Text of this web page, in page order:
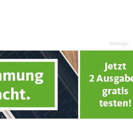
Anzeige